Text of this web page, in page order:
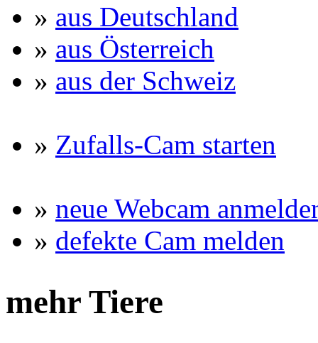
» aus Deutschland
» aus Österreich
» aus der Schweiz
» Zufalls-Cam starten
» neue Webcam
» defekte Cam melden
mehr Tiere